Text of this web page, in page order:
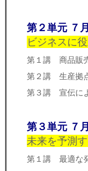
第２単元 ７
ビジネスに
第１講 商品販
第２講 生産拠
第３講 宣伝に
第３単元 ７
未来を予測
第１講 最適な